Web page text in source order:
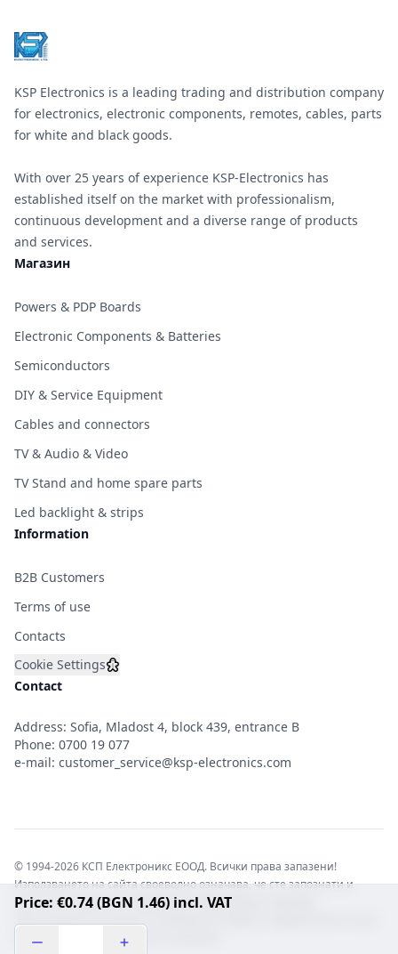
Price: €0.74 (BGN 1.46) incl. VAT
KSP Electronics is a leading trading and distribution company
for electronics, electronic components, remotes, cables, parts
for white and black goods.
With over 25 years of experience KSP-Electronics has
established itself on the market with professionalism,
continuous development and a diverse range of products
and services.
Магазин
Powers & PDP Boards
Electronic Components & Batteries
Semiconductors
DIY & Service Equipment
Cables and connectors
TV & Audio & Video
TV Stand and home spare parts
Led backlight & strips
Information
B2B Customers
Terms of use
Contacts
Cookie Settings
Contact
Address: Sofia, Mladost 4, block 439, entrance B
Phone: 0700 19 077
e-mail: customer_service@ksp-electronics.com
© 1994-2026 КСП Електроникс ЕООД. Всички права запазени!
Използването на сайта своеволно означава, че сте запознати и
съгласни с правната информация обвързваща софтуера.
отговорност с цялата сила на закона!b